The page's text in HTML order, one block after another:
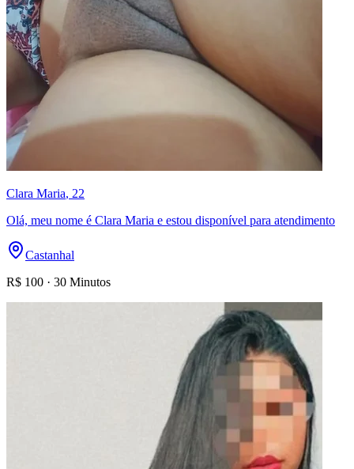
Clara Maria, 22
Olá, meu nome é Clara Maria e estou disponível para atendimento
Castanhal
R$ 100 · 30 Minutos